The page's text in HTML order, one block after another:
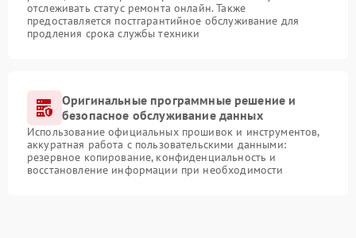
отслеживать статус ремонта онлайн. Также
предоставляется постгарантийное обслуживание для
продления срока службы техники
Оригинальные программные решение и
безопасное обслуживание данных
Использование официальных прошивок и инструментов,
аккуратная работа с пользовательскими данными:
резервное копирование, конфиденциальность и
восстановление информации при необходимости